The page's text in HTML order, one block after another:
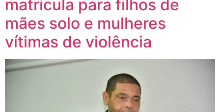
matrícula para filhos de
mães solo e mulheres
vítimas de violência